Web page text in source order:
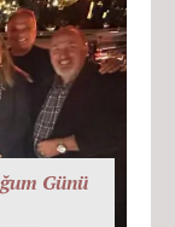
Günü